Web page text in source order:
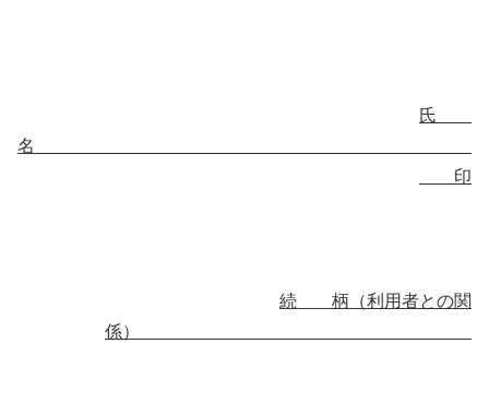
氏
名
印
続 柄 （利用者との関
係）